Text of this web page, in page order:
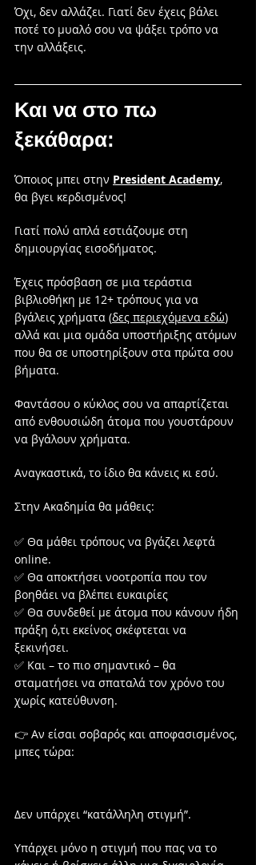
Όχι, δεν αλλάζει. Γιατί δεν έχεις βάλει
ποτέ το μυαλό σου να ψάξει τρόπο να
την αλλάξεις.
Και να στο πω
ξεκάθαρα:
Όποιος μπει στην President Academy,
θα βγει κερδισμένος!
Γιατί πολύ απλά εστιάζουμε στη
δημιουργίας εισοδήματος.
Έχεις πρόσβαση σε μια τεράστια
βιβλιοθήκη με 12+ τρόπους για να
βγάλεις χρήματα (δες περιεχόμενα εδώ)
αλλά και μια ομάδα υποστήριξης ατόμων
που θα σε υποστηρίξουν στα πρώτα σου
βήματα.
Φαντάσου ο κύκλος σου να απαρτίζεται
από ενθουσιώδη άτομα που γουστάρουν
να βγάλουν χρήματα.
Αναγκαστικά, το ίδιο θα κάνεις κι εσύ.
Στην Ακαδημία θα μάθεις:
✅ Θα μάθει τρόπους να βγάζει λεφτά
online.
✅ Θα αποκτήσει νοοτροπία που τον
βοηθάει να βλέπει ευκαιρίες
✅ Θα συνδεθεί με άτομα που κάνουν ήδη
πράξη ό,τι εκείνος σκέφτεται να
ξεκινήσει.
✅ Και – το πιο σημαντικό – θα
σταματήσει να σπαταλά τον χρόνο του
χωρίς κατεύθυνση.
👉 Αν είσαι σοβαρός και αποφασισμένος,
μπες τώρα:
Δεν υπάρχει “κατάλληλη στιγμή”.
Υπάρχει μόνο η στιγμή που πας να το